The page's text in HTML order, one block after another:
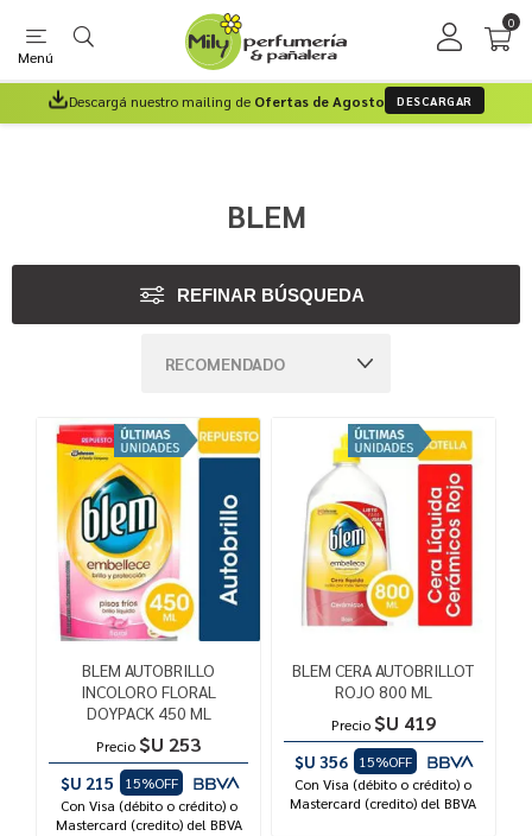
Menú
0
Descargá nuestro mailing de Ofertas de Agosto DESCARGAR
BLEM
REFINAR BÚSQUEDA
BLEM AUTOBRILLO
INCOLORO FLORAL
DOYPACK 450 ML
Precio $U 253
$U 215
15%OFF
Con Visa (débito o crédito) o
Mastercard (credito) del BBVA
BLEM CERA AUTOBRILLOT
ROJO 800 ML
Precio $U 419
$U 356
15%OFF
Con Visa (débito o crédito) o
Mastercard (credito) del BBVA